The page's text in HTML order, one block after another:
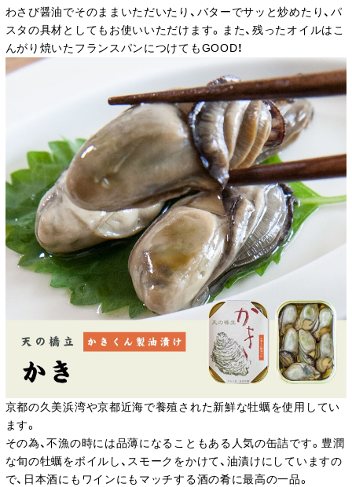
わさび醤油でそのままいただいたり、バターでサッと炒めたり、パ
スタの具材としてもお使いいただけます。また、残ったオイルはこ
んがり焼いたフランスパンにつけてもGOOD！
京都の久美浜湾や京都近海で養殖された新鮮な牡蠣を使用してい
ます。
その為、不漁の時には品薄になることもある人気の缶詰です。豊潤
な旬の牡蠣をボイルし、スモークをかけて、油漬けにしていますの
で、日本酒にもワインにもマッチする酒の肴に最高の一品。